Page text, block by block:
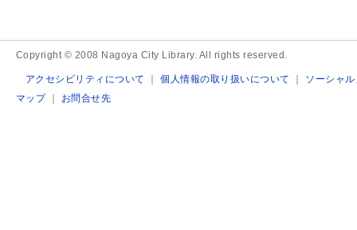
Copyright © 2008 Nagoya City Library. All rights reserved.
アクセシビリティについて ｜個人情報の取り扱いについて ｜ ソーシャ
マップ｜ お問合せ先